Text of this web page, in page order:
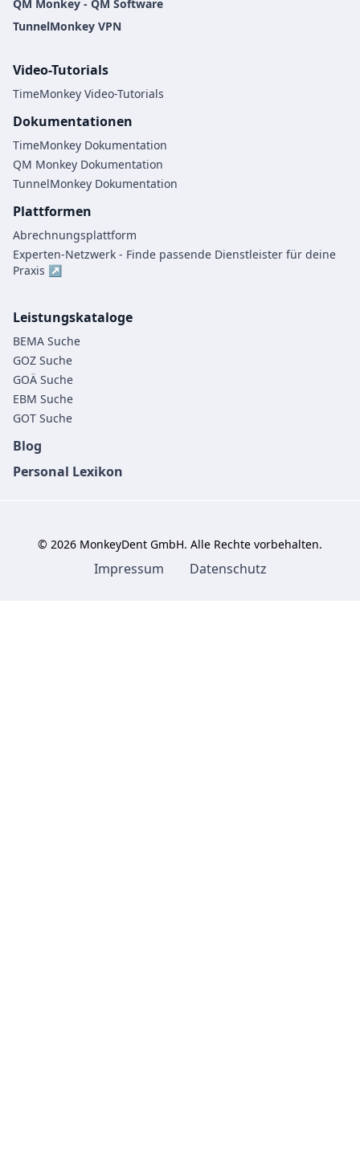
QM Monkey - QM Software
TunnelMonkey VPN
Video-Tutorials
TimeMonkey Video-Tutorials
Dokumentationen
TimeMonkey Dokumentation
QM Monkey Dokumentation
TunnelMonkey Dokumentation
Plattformen
Abrechnungsplattform
Experten-Netzwerk - Finde passende Dienstleister für deine
Praxis ↗
Leistungskataloge
BEMA Suche
GOZ Suche
GOÄ Suche
EBM Suche
GOT Suche
Blog
Personal Lexikon
© 2026 MonkeyDent GmbH. Alle Rechte vorbehalten.
Impressum Datenschutz